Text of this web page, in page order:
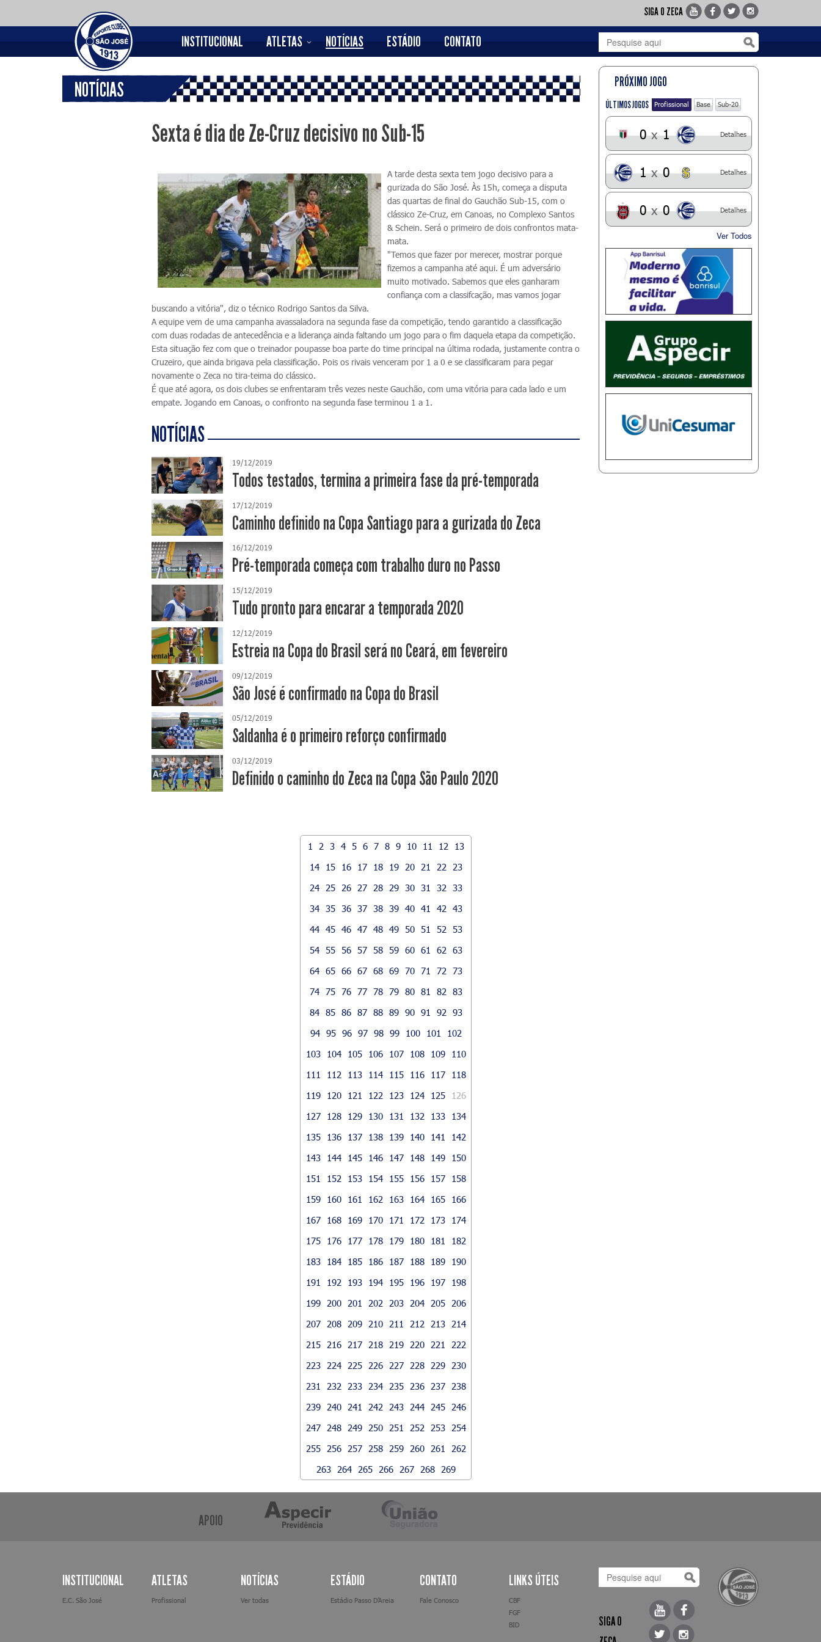
SIGA O ZECA
INSTITUCIONAL ATLETAS NOTÍCIAS ESTÁDIO CONTATO
NOTÍCIAS
Sexta é dia de Ze-Cruz decisivo no Sub-15
A tarde desta sexta tem jogo decisivo para a
gurizada do São José. Às 15h, começa a disputa
das quartas de final do Gauchão Sub-15, com o
clássico Ze-Cruz, em Canoas, no Complexo Santos
& Schein. Será o primeiro de dois confrontos mata-
mata.
"Temos que fazer por merecer, mostrar porque
fizemos a campanha até aqui. É um adversário
muito motivado. Sabemos que eles ganharam
confiança com a classifcação, mas vamos jogar
buscando a vitória", diz o técnico Rodrigo Santos da Silva.
A equipe vem de uma campanha avassaladora na segunda fase da competição, tendo garantido a classificação
com duas rodadas de antecedência e a liderança ainda faltando um jogo para o fim daquela etapa da competição.
Esta situação fez com que o treinador poupasse boa parte do time principal na última rodada, justamente contra o
Cruzeiro, que ainda brigava pela classificação. Pois os rivais venceram por 1 a 0 e se classificaram para pegar
novamente o Zeca no tira-teima do clássico.
É que até agora, os dois clubes se enfrentaram três vezes neste Gauchão, com uma vitória para cada lado e um
empate. Jogando em Canoas, o confronto na segunda fase terminou 1 a 1.
NOTÍCIAS
19/12/2019
Todos testados, termina a primeira fase da pré-temporada
17/12/2019
Caminho definido na Copa Santiago para a gurizada do Zeca
16/12/2019
Pré-temporada começa com trabalho duro no Passo
15/12/2019
Tudo pronto para encarar a temporada 2020
12/12/2019
Estreia na Copa do Brasil será no Ceará, em fevereiro
09/12/2019
São José é confirmado na Copa do Brasil
05/12/2019
Saldanha é o primeiro reforço confirmado
03/12/2019
Definido o caminho do Zeca na Copa São Paulo 2020
1 2 3 4 5 6 7 8 9 10 11 12
13
14
15 16 17 18 19 20 21 22
23
24
25 26 27 28 29 30 31 32
33
34 35 36 37 38 39 40 41 42
43
44 45 46 47 48 49 50 51 52
53
54 55 56 57 58 59 60 61 62
63
64 65 66 67 68 69 70 71 72
73
74 75 76 77 78 79 80 81 82
83
84 85 86 87 88 89 90 91 92
93
94 95 96 97 98 99 100 101
102
103
104 105 106 107 108 109
110
111
112 113 114 115 116 117
118
119
120 121 122 123 124 125
126
127
128 129 130 131 132 133
134
135
136 137 138 139 140 141
142
143
144 145 146 147 148 149
150
151
152 153 154 155 156 157
158
159
160 161 162 163 164 165
166
167
168 169 170 171 172 173
174
175
176 177 178 179 180 181
182
183
184 185 186 187 188 189
190
191
192 193 194 195 196 197
198
199
200 201 202 203 204 205
206
207
208 209 210 211 212 213
214
215
216 217 218 219 220 221
222
223
224 225 226 227 228 229
230
231
232 233 234 235 236 237
238
239
240 241 242 243 244 245
246
247
248 249 250 251 252 253
254
255
256 257 258 259 260 261
262
263
264 265 266 267 268 269
PRÓXIMO JOGO
ÚLTIMOS JOGOS Profissional Base Sub-20
0 x 1 Detalhes
1 x 0 Detalhes
0 x 0 Detalhes
Ver Todos
APOIO
INSTITUCIONAL
E.C. São José
ATLETAS
Profissional
NOTÍCIAS
Ver todas
ESTÁDIO
Estádio Passo D’Areia
CONTATO
Fale Conosco
LINKS ÚTEIS
CBF
FGF
BID
SIGA O